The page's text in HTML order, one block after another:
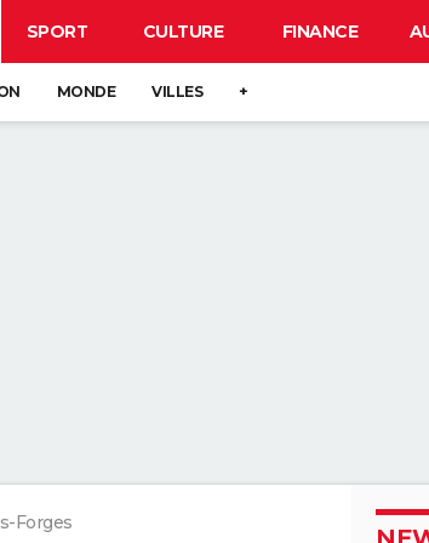
SPORT CULTURE FINANCE
MONDE VILLES +
Forges